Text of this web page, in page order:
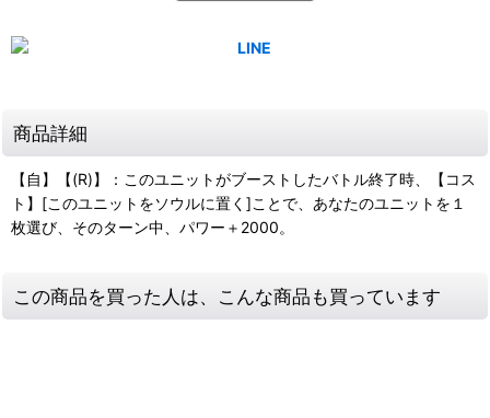
商品詳細
【自】【(R)】：このユニットがブーストしたバトル終了時、【コス
ト】[このユニットをソウルに置く]ことで、あなたのユニットを１
枚選び、そのターン中、パワー＋2000。
この商品を買った人は、こんな商品も買っています